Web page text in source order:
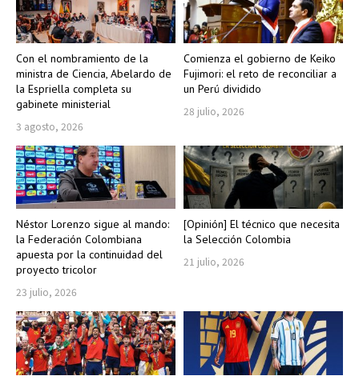
Con el nombramiento de la
ministra de Ciencia, Abelardo de
la Espriella completa su
gabinete ministerial
3 agosto, 2026
Comienza el gobierno de Keiko
Fujimori: el reto de reconciliar a
un Perú dividido
28 julio, 2026
Néstor Lorenzo sigue al mando:
la Federación Colombiana
apuesta por la continuidad del
proyecto tricolor
23 julio, 2026
[Opinión] El técnico que necesita
la Selección Colombia
21 julio, 2026